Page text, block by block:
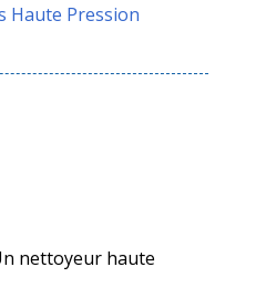
Pression
nettoyeur haute